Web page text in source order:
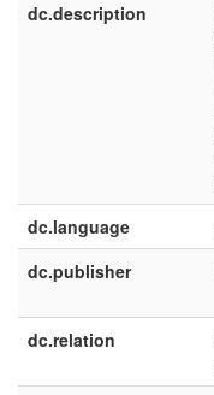
dc.description
dc.language
dc.publisher
dc.relation